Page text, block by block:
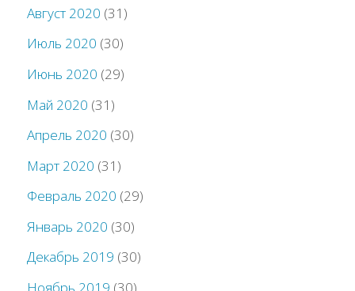
Август 2020 (31)
Июль 2020 (30)
Июнь 2020 (29)
Май 2020 (31)
Апрель 2020 (30)
Март 2020 (31)
Февраль 2020 (29)
Январь 2020 (30)
Декабрь 2019 (30)
Ноябрь 2019 (30)